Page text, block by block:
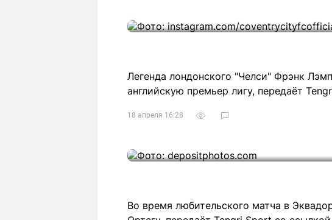
Легенда лондонского "Челси" Фрэнк
английскую премьер лигу, передаёт
18 апреля 16:28
Во время любительского матча в